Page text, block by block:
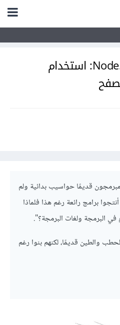
بيئة Node.js: استخدام
قديمًا حواسيب بدائية ولم
برامج رائعة رغم هذا فلماذا
في البرمجة ولغات البرمجة؟".
والطين قديمًا، لكنهم بنوا رغم